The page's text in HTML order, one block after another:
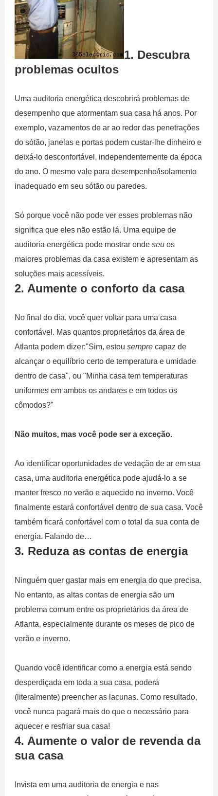
1. Descubra
problemas ocultos
Uma auditoria energética descobrirá problemas de
desempenho que atormentam sua casa há anos. Por
exemplo, vazamentos de ar ao redor das penetrações
do sótão, janelas e portas podem custar-lhe dinheiro e
deixá-lo desconfortável, independentemente da época
do ano. O mesmo vale para desempenho/isolamento
inadequado em seu sótão ou paredes.
Só porque você não pode ver esses problemas não
significa que eles não estão lá. Uma equipe de
auditoria energética pode mostrar onde seu os
maiores problemas da casa existem e apresentam as
soluções mais acessíveis.
2. Aumente o conforto da casa
No final do dia, você quer voltar para uma casa
confortável. Mas quantos proprietários da área de
Atlanta podem dizer:"Sim, estou sempre capaz de
alcançar o equilíbrio certo de temperatura e umidade
dentro de casa", ou "Minha casa tem temperaturas
uniformes em ambos os andares e em todos os
cômodos?"
Não muitos, mas você pode ser a exceção.
Ao identificar oportunidades de vedação de ar em sua
casa, uma auditoria energética pode ajudá-lo a se
manter fresco no verão e aquecido no inverno. Você
finalmente estará confortável dentro de sua casa. Você
também ficará confortável com o total da sua conta de
energia. Falando de…
3. Reduza as contas de energia
Ninguém quer gastar mais em energia do que precisa.
No entanto, as altas contas de energia são um
problema comum entre os proprietários da área de
Atlanta, especialmente durante os meses de pico de
verão e inverno.
Quando você identificar como a energia está sendo
desperdiçada em toda a sua casa, poderá
(literalmente) preencher as lacunas. Como resultado,
você nunca pagará mais do que o necessário para
aquecer e resfriar sua casa!
4. Aumente o valor de revenda da
sua casa
Invista em uma auditoria de energia e nas